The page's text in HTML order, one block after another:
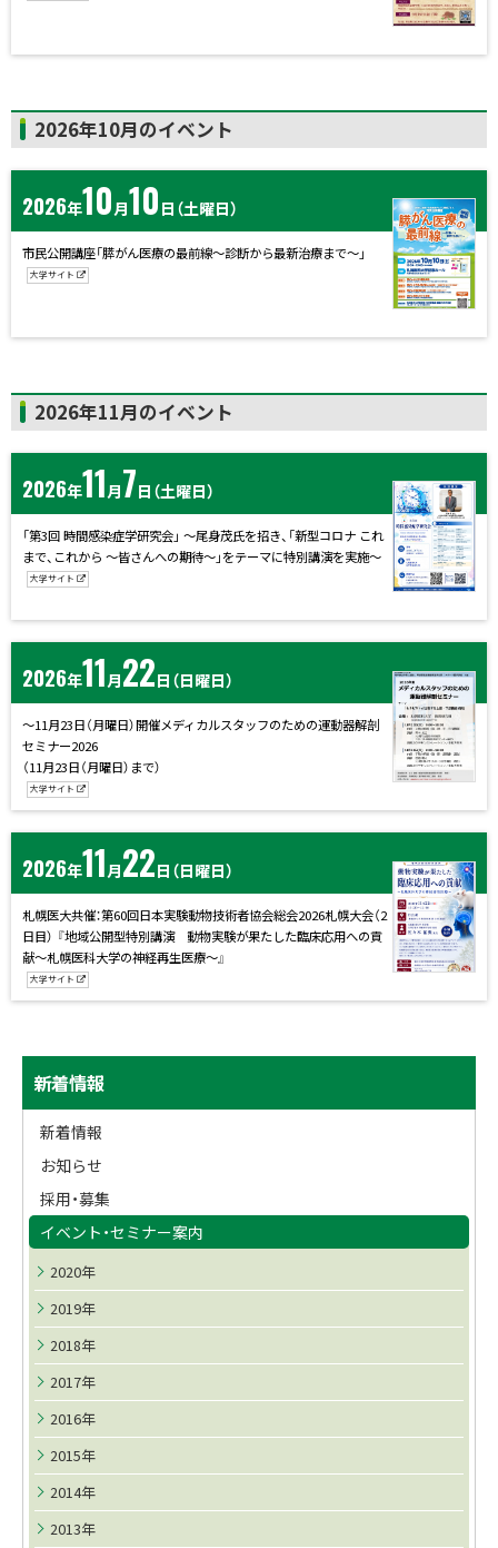
ト
ッ
プ
に
戻
る
2026年10月のイベント
2026年10月10 日 （土曜日）
市民公開講座「膵がん医療の最前線～診断から最新治療まで～」
大学サイト
ト
ッ
プ
に
戻
る
2026年11月のイベント
2026年11月7日 （土曜日）
「第3回 時間感染症学研究会」 〜尾身茂氏を招き、「新型コロナ これ
まで、これから ～皆さんへの期待～」をテーマに特別講演を実施〜
大学サイト
2026年11月22日 （日曜日）
～11月23日（月曜日）開催メディカルスタッフのための運動器解剖
セミナー2026
（11月23日（月曜日）まで）
大学サイト
2026年11月22日 （日曜日）
札幌医大共催：第60回日本実験動物技術者協会総会2026札幌大会（2
日目） 『地域公開型特別講演 動物実験が果たした臨床応用への貢
献～札幌医科大学の神経再生医療～』
大学サイト
サ
イ
ド
メ
ニ
ュ
ー
新着情報
新着情報
お知らせ
採用・募集
イベント・セミナー案内
2020年
2019年
2018年
2017年
2016年
2015年
2014年
2013年